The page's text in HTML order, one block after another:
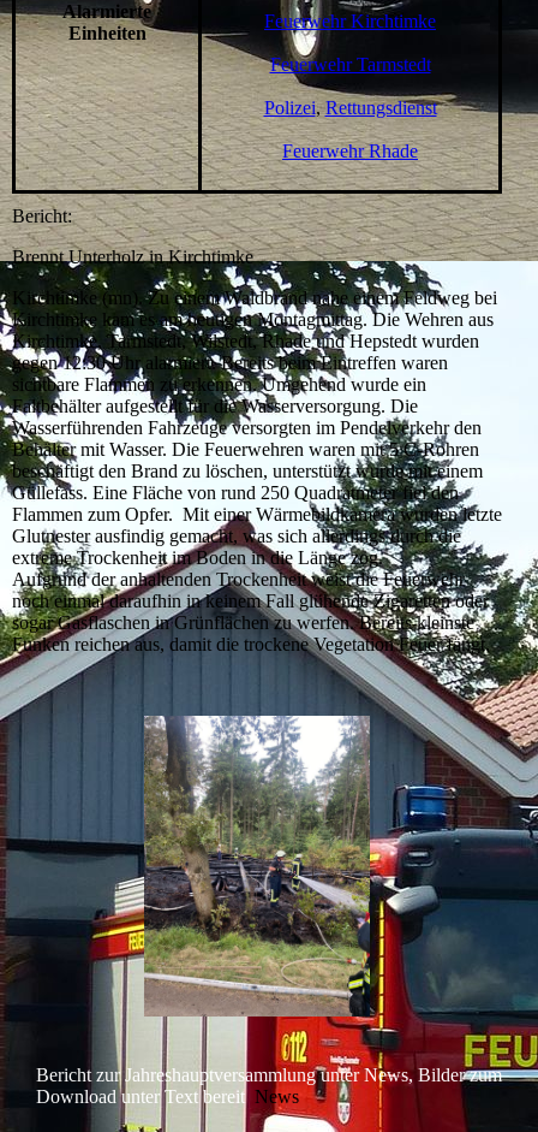
Alarmierte
Einheiten
Feuerwehr Kirchtimke
Feuerwehr Tarmstedt
Polizei,Rettungsdienst
Feuerwehr Rhade
Bericht:
Brennt Unterholz in Kirchtimke
Kirchtimke (mn). Zu einem Waldbrand nahe einem Feldweg bei
Kirchtimke kam es am heutigen Montagmittag. Die Wehren aus
Kirchtimke, Tarmstedt, Wilstedt, Rhade und Hepstedt wurden
gegen 12:30 Uhr alarmiert. Bereits beim Eintreffen waren
sichtbare Flammen zu erkennen. Umgehend wurde ein
Faltbehälter aufgestellt für die Wasserversorgung. Die
Wasserführenden Fahrzeuge versorgten im Pendelverkehr den
Behälter mit Wasser. Die Feuerwehren waren mit 5 C-Rohren
beschäftigt den Brand zu löschen, unterstützt wurde mit einem
Güllefass. Eine Fläche von rund 250 Quadratmeter fiel den
Flammen zum Opfer. Mit einer Wärmebildkamera wurden letzte
Glutnester ausfindig gemacht, was sich allerdings durch die
extreme Trockenheit im Boden in die Länge zog.
Aufgrund der anhaltenden Trockenheit weist die Feuerwehr
noch einmal daraufhin in keinem Fall glühende Zigaretten oder
sogar Gasflaschen in Grünflächen zu werfen. Bereits kleinste
Funken reichen aus, damit die trockene Vegetation Feuer fängt.
Bericht zur Jahreshauptversammlung unter News, Bilder zum
Download unter Text bereit News